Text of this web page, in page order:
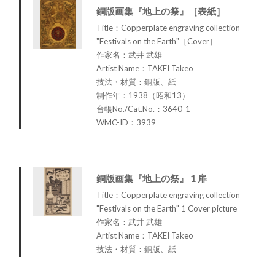
銅版画集『地上の祭』［表紙］
Title：Copperplate engraving collection
"Festivals on the Earth"［Cover］
作家名：武井 武雄
Artist Name：TAKEI Takeo
技法・材質：銅版、紙
制作年：1938（昭和13）
台帳No./Cat.No.：3640-1
WMC-ID：3939
銅版画集『地上の祭』 1 扉
Title：Copperplate engraving collection
"Festivals on the Earth" 1 Cover picture
作家名：武井 武雄
Artist Name：TAKEI Takeo
技法・材質：銅版、紙